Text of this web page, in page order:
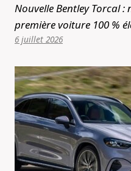
Nouvelle Bentley Torcal
première voiture 100 %
6 juillet 2026